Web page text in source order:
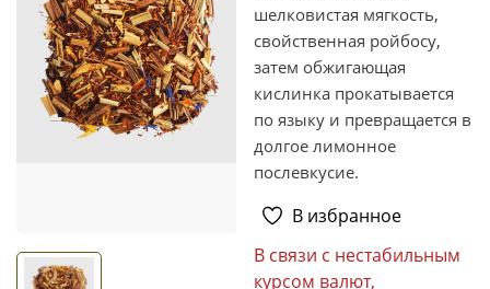
шелковистая мягкость,
свойственная ройбосу,
затем обжигающая
кислинка прокатывается
по языку и превращается в
долгое лимонное
послевкусие.
В избранное
В связи с нестабильным
курсом валют,